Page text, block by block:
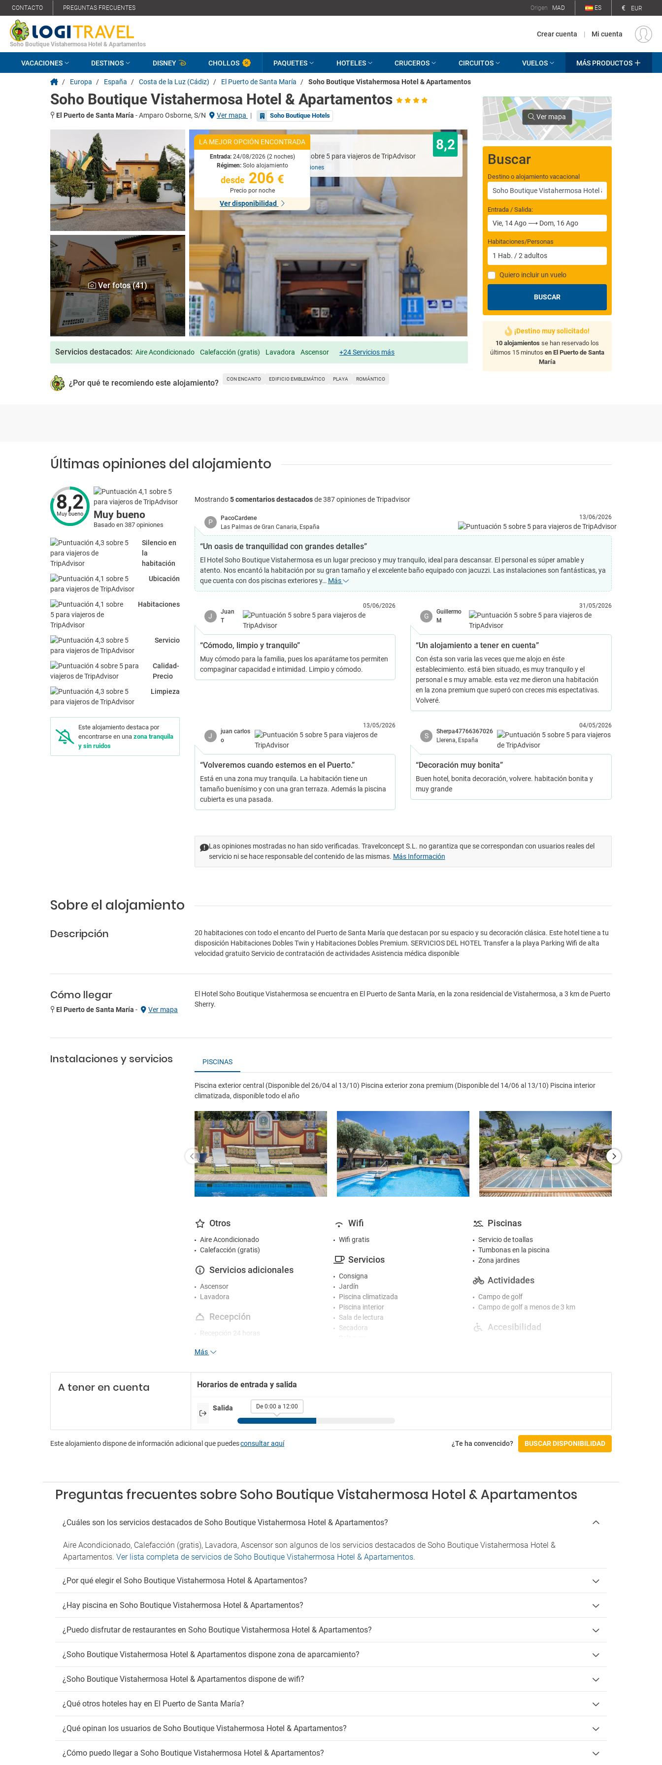
CONTACTO PREGUNTAS FRECUENTES Origen MAD ES € EUR
Soho Boutique Vistahermosa Hotel & Apartamentos
Crear cuenta | Mi cuenta
VACACIONES DESTINOS DISNEY CHOLLOS PAQUETES HOTELES CRUCEROS CIRCUITOS VUELOS MÁS PRODUCTOS
/ Europa / España / Costa de la Luz (Cádiz) / El Puerto de Santa María / Soho Boutique Vistahermosa Hotel & Apartamentos
Soho Boutique Vistahermosa Hotel & Apartamentos
El Puerto de Santa María -Amparo Osborne, S/N Ver mapa | Soho Boutique Hotels
Ver fotos (41)
Muy bueno 8,2
Basado en387 opiniones
LA MEJOR OPCIÓN ENCONTRADA
Entrada: 24/08/2026 (2 noches)
Régimen: Solo alojamiento
desde 206 €
Precio por noche
Ver disponibilidad
Servicios destacados: Aire Acondicionado Calefacción (gratis) Lavadora Ascensor +24 Servicios más
¿Por qué te recomiendo este alojamiento? CON ENCANTO EDIFICIO EMBLEMÁTICO PLAYA ROMÁNTICO
Ver mapa
Buscar
Destino o alojamiento vacacional
Entrada / Salida:
Habitaciones/Personas
1 Hab. /2 adultos
Quiero incluir un vuelo
BUSCAR
¡Destino muy solicitado!
10 alojamientos se han reservado los
últimos 15 minutos en El Puerto de Santa
María
Últimas opiniones del alojamiento
8,2
Muy bueno Muy bueno
Basado en 387 opiniones
Silencio en
la
habitación
Ubicación
Habitaciones
Servicio
Calidad-
Precio
Limpieza
Este alojamiento destaca por
encontrarse en una zona tranquila
y sin ruidos
Mostrando5 comentarios destacadosde 387 opiniones de Tripadvisor
P
PacoCardene
Las Palmas de Gran Canaria, España
13/06/2026
“Un oasis de tranquilidad con grandes detalles”
El Hotel Soho Boutique Vistahermosa es un lugar precioso y muy tranquilo, ideal para descansar. El personal es súper amable y
atento. Nos encantó la habitación por su gran tamaño y el excelente baño equipado con jacuzzi. Las instalaciones son fantásticas, ya
que cuenta con dos piscinas exteriores y… Más
J
Juan
T
05/06/2026
“Cómodo, limpio y tranquilo”
Muy cómodo para la familia, pues los aparátame tos permiten
compaginar capacidad e intimidad. Limpio y cómodo.
G
Guillermo
M
31/05/2026
“Un alojamiento a tener en cuenta”
Con ésta son varia las veces que me alojo en éste
establecimiento. está bien situado, es muy tranquilo y el
personal e s muy amable. esta vez me dieron una habitación
en la zona premium que superó con creces mis espectativas.
Volveré.
J
juan carlos
o
13/05/2026
“Volveremos cuando estemos en el Puerto.”
Está en una zona muy tranquila. La habitación tiene un
tamaño buenísimo y con una gran terraza. Además la piscina
cubierta es una pasada.
S
Sherpa47766367026
Llerena, España
04/05/2026
“Decoración muy bonita”
Buen hotel, bonita decoración, volvere. habitación bonita y
muy grande
Las opiniones mostradas no han sido verificadas. Travelconcept S.L. no garantiza que se correspondan con usuarios reales del
servicio ni se hace responsable del contenido de las mismas. Más Información
Sobre el alojamiento
Descripción
20 habitaciones con todo el encanto del Puerto de Santa María que destacan por su espacio y su decoración clásica. Este hotel tiene a tu
disposición Habitaciones Dobles Twin y Habitaciones Dobles Premium. SERVICIOS DEL HOTEL Transfer a la playa Parking Wifi de alta
velocidad gratuito Servicio de contratación de actividades Asistencia médica disponible
Cómo llegar
El Puerto de Santa María - Ver mapa
El Hotel Soho Boutique Vistahermosa se encuentra en El Puerto de Santa María, en la zona residencial de Vistahermosa, a 3 km de Puerto
Sherry.
Instalaciones y servicios PISCINAS
Piscina exterior central (Disponible del 26/04 al 13/10) Piscina exterior zona premium (Disponible del 14/06 al 13/10) Piscina interior
climatizada, disponible todo el año
Otros
Aire Acondicionado
Calefacción (gratis)
Servicios adicionales
Ascensor
Lavadora
Recepción
Recepción 24 horas
Entretenimiento
Parking
Parking de pago
Wifi
Wifi gratis
Servicios
Consigna
Jardín
Piscina climatizada
Piscina interior
Sala de lectura
Secadora
Bar
Piscinas
Servicio de toallas
Tumbonas en la piscina
Zona jardines
Actividades
Campo de golf
Campo de golf a menos de 3 km
Accesibilidad
Check-in/Check-out
Más
A tener en cuenta Horarios de entrada y salida
Salida De 0:00 a 12:00
Este alojamiento dispone de información adicional que puedesconsultar aquí ¿Te ha convencido? BUSCAR DISPONIBILIDAD
Preguntas frecuentes sobre Soho Boutique Vistahermosa Hotel & Apartamentos
¿Cuáles son los servicios destacados de Soho Boutique Vistahermosa Hotel & Apartamentos?
Aire Acondicionado, Calefacción (gratis), Lavadora, Ascensor son algunos de los servicios destacados de Soho Boutique Vistahermosa Hotel &
Apartamentos. Ver lista completa de servicios de Soho Boutique Vistahermosa Hotel & Apartamentos.
¿Por qué elegir el Soho Boutique Vistahermosa Hotel & Apartamentos?
¿Hay piscina en Soho Boutique Vistahermosa Hotel & Apartamentos?
¿Puedo disfrutar de restaurantes en Soho Boutique Vistahermosa Hotel & Apartamentos?
¿Soho Boutique Vistahermosa Hotel & Apartamentos dispone zona de aparcamiento?
¿Soho Boutique Vistahermosa Hotel & Apartamentos dispone de wifi?
¿Qué otros hoteles hay en El Puerto de Santa María?
¿Qué opinan los usuarios de Soho Boutique Vistahermosa Hotel & Apartamentos?
¿Cómo puedo llegar a Soho Boutique Vistahermosa Hotel & Apartamentos?